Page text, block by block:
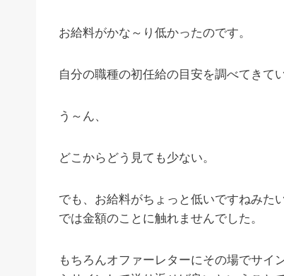
お給料がかな～り低かったのです。
自分の職種の初任給の目安を調べてきて
う～ん、
どこからどう見ても少ない。
でも、お給料がちょっと低いですねみた
では金額のことに触れませんでした。
もちろんオファーレターにその場でサイ